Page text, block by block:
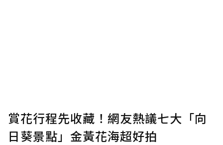
賞花行程先收藏！網友熱議七大「向
日葵景點」金黃花海超好拍